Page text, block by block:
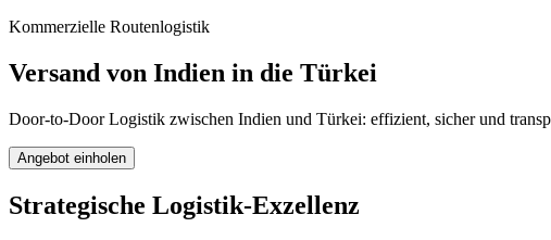
Kommerzielle Routenlogistik
Versand von Indien in die Türkei
Door-to-Door Logistik zwischen Indien und Türkei: effizient, sicher und
Angebot einholen
Strategische Logistik-Exzellenz